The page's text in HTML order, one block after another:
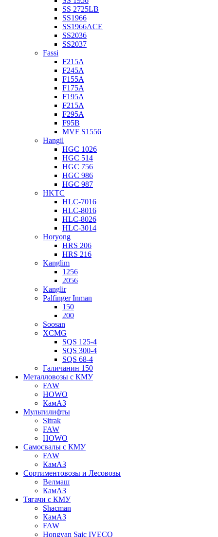
SS 2725LB
SS1966
SS1966ACE
SS2036
SS2037
Fassi
F215A
F245A
F155A
F175A
F195A
F215A
F295A
F95B
MVF S1556
Hangil
HGC 1026
HGC 514
HGC 756
HGC 986
HGC 987
HKTC
HLC-7016
HLC-8016
HLC-8026
HLC-3014
Horyong
HRS 206
HRS 216
Kanglim
1256
2056
Kanglir
Palfinger Inman
150
200
Soosan
XCMG
SQS 125-4
SQS 300-4
SQS 68-4
Галичанин 150
Металловозы с КМУ
FAW
HOWO
КамАЗ
Мультилифты
Sitrak
FAW
HOWO
Самосвалы с КМУ
FAW
КамАЗ
Сортиментовозы и Лесовозы
Велмаш
КамАЗ
Тягачи с КМУ
Shacman
КамАЗ
FAW
Hongyan Saic IVECO